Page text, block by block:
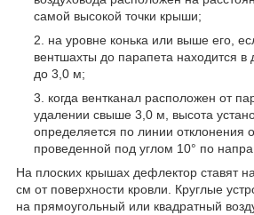
самой высокой точки крыши;
на уровне конька или выше его,
вентшахты до парапета находится в
до 3,0 м;
когда вентканал расположен от
удалении свыше 3,0 м, высота
определяется по линии отклонения
проведенной под углом 10° по
На плоских крышах дефлектор ставят
см от поверхности кровли. Круглые
на прямоугольный или квадратный